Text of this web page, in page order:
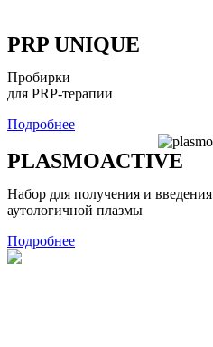
PRP UNIQUE
Пробирки
для PRP-терапии
Подробнее
PLASMOACTIVE
Набор для получения и введения
аутологичной плазмы
Подробнее